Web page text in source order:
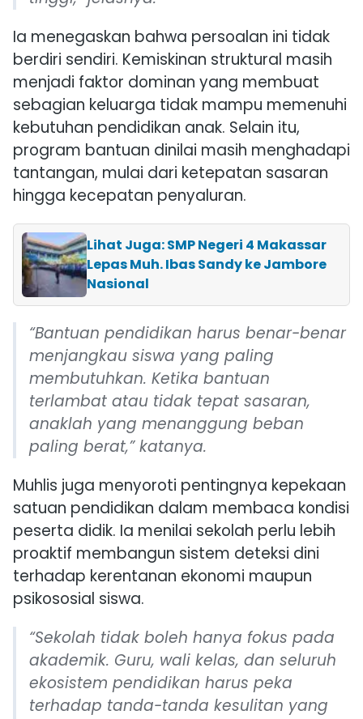
Ia menegaskan bahwa persoalan ini tidak
berdiri sendiri. Kemiskinan struktural masih
menjadi faktor dominan yang membuat
sebagian keluarga tidak mampu memenuhi
kebutuhan pendidikan anak. Selain itu,
program bantuan dinilai masih menghadapi
tantangan, mulai dari ketepatan sasaran
hingga kecepatan penyaluran.
Lihat Juga: SMP Negeri 4 Makassar
Lepas Muh. Ibas Sandy ke Jambore
Nasional
“Bantuan pendidikan harus benar-benar
menjangkau siswa yang paling
membutuhkan. Ketika bantuan
terlambat atau tidak tepat sasaran,
anaklah yang menanggung beban
paling berat,” katanya.
Muhlis juga menyoroti pentingnya kepekaan
satuan pendidikan dalam membaca kondisi
peserta didik. Ia menilai sekolah perlu lebih
proaktif membangun sistem deteksi dini
terhadap kerentanan ekonomi maupun
psikososial siswa.
“Sekolah tidak boleh hanya fokus pada
akademik. Guru, wali kelas, dan seluruh
ekosistem pendidikan harus peka
terhadap tanda-tanda kesulitan yang